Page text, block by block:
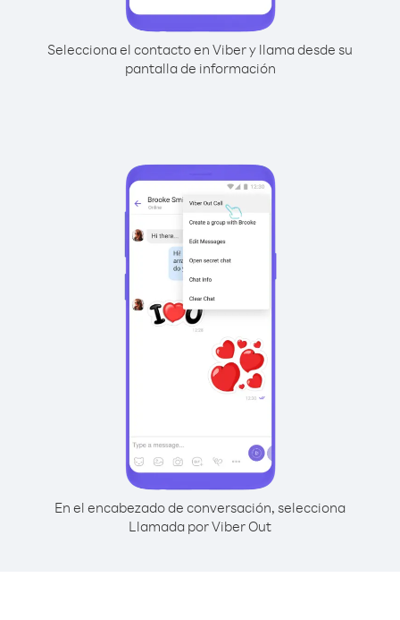
Selecciona el contacto en Viber y llama desde su
pantalla de información
En el encabezado de conversación, selecciona
Llamada por Viber Out